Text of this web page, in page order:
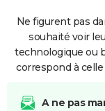
Ne figurent pas
souhaité voir
technologique ou
correspond à
A ne pas